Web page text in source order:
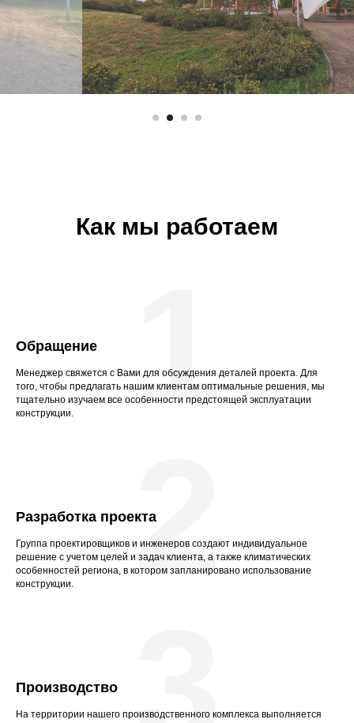
Как мы работаем
Обращение
Менеджер свяжется с Вами для обсуждения деталей проекта. Для
того, чтобы предлагать нашим клиентам оптимальные решения, мы
тщательно изучаем все особенности предстоящей эксплуатации
конструкции.
1
Разработка проекта
Группа проектировщиков и инженеров создают индивидуальное
решение с учетом целей и задач клиента, а также климатических
особенностей региона, в котором запланировано использование
конструкции.
2
Производство
На территории нашего производственного комплекса выполняется
3